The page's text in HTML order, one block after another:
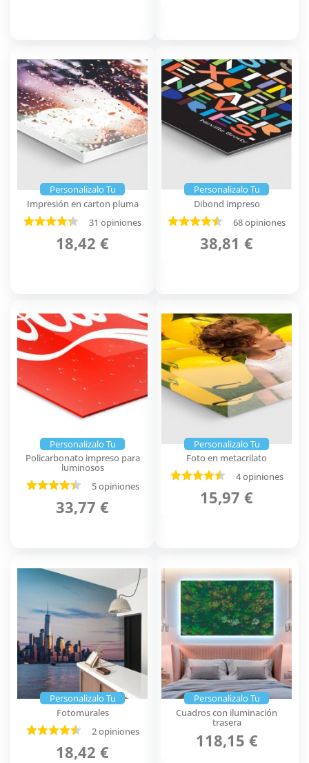
Personalizalo Tu
Impresión en carton pluma
31 opiniones
18,42 €
Personalizalo Tu
Dibond impreso
68 opiniones
38,81 €
Personalizalo Tu
Policarbonato impreso para
luminosos
5 opiniones
33,77 €
Personalizalo Tu
Foto en metacrilato
4 opiniones
15,97 €
Personalizalo Tu
Fotomurales
2 opiniones
18,42 €
Personalizalo Tu
Cuadros con iluminación
trasera
118,15 €